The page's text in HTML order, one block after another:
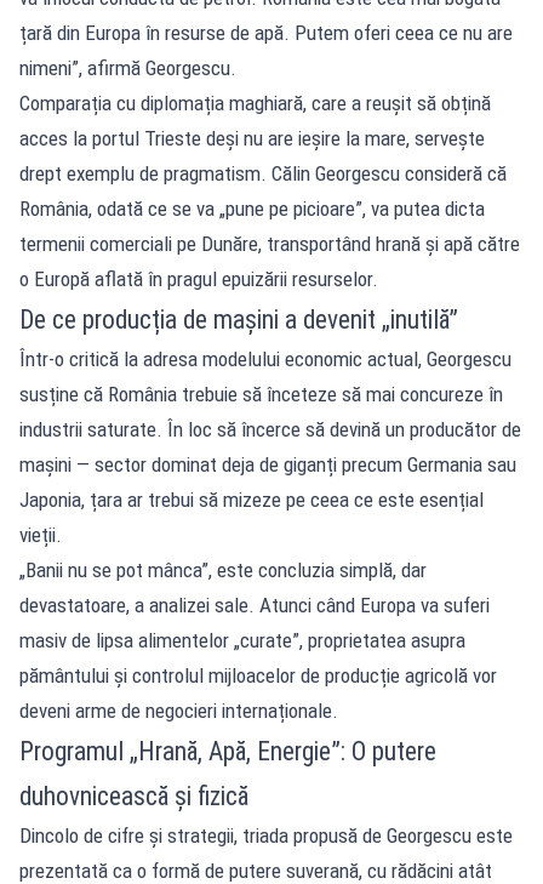
țară din Europa în resurse de apă. Putem oferi ceea ce nu are
nimeni”, afirmă Georgescu.
Comparația cu diplomația maghiară, care a reușit să obțină
acces la portul Trieste deși nu are ieșire la mare, servește
drept exemplu de pragmatism. Călin Georgescu consideră că
România, odată ce se va „pune pe picioare”, va putea dicta
termenii comerciali pe Dunăre, transportând hrană și apă către
o Europă aflată în pragul epuizării resurselor.
De ce producția de mașini a devenit „inutilă”
Într-o critică la adresa modelului economic actual, Georgescu
susține că România trebuie să înceteze să mai concureze în
industrii saturate. În loc să încerce să devină un producător de
mașini — sector dominat deja de giganți precum Germania sau
Japonia, țara ar trebui să mizeze pe ceea ce este esențial
vieții.
„Banii nu se pot mânca”, este concluzia simplă, dar
devastatoare, a analizei sale. Atunci când Europa va suferi
masiv de lipsa alimentelor „curate”, proprietatea asupra
pământului și controlul mijloacelor de producție agricolă vor
deveni arme de negocieri internaționale.
Programul „Hrană, Apă, Energie”: O putere
duhovnicească și fizică
Dincolo de cifre și strategii, triada propusă de Georgescu este
prezentată ca o formă de putere suverană, cu rădăcini atât